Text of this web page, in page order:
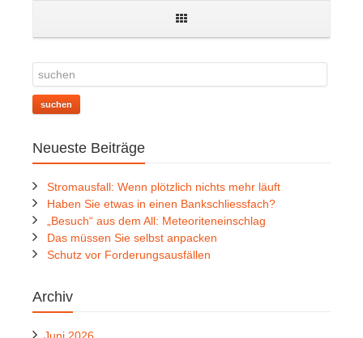
suchen
Neueste Beiträge
Stromausfall: Wenn plötzlich nichts mehr läuft
Haben Sie etwas in einen Bankschliessfach?
„Besuch“ aus dem All: Meteoriteneinschlag
Das müssen Sie selbst anpacken
Schutz vor Forderungsausfällen
Archiv
Juni 2026